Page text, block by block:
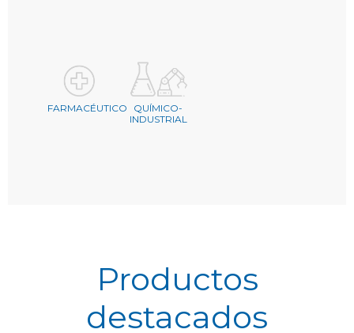
FARMACÉUTICO
QUÍMICO-
INDUSTRIAL
Productos
destacados